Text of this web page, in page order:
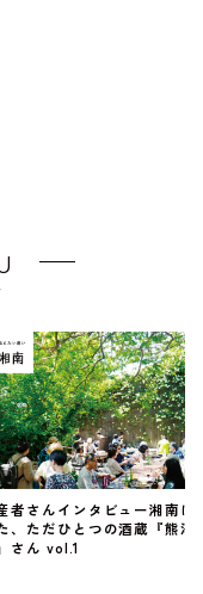
者さんインタビュー湘南に
、ただひとつの酒蔵『熊澤
さん vol.1